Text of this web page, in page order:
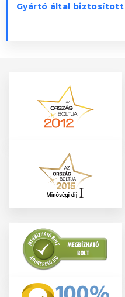
Gyártó által